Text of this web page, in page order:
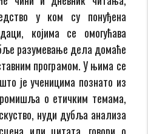
у ком су понуђена
којима се омогућава
разумевање дела домаће
програмом. У њима се
је ученицима познато из
о етичким темама,
нуди дубља анализа
или цитата, говори о